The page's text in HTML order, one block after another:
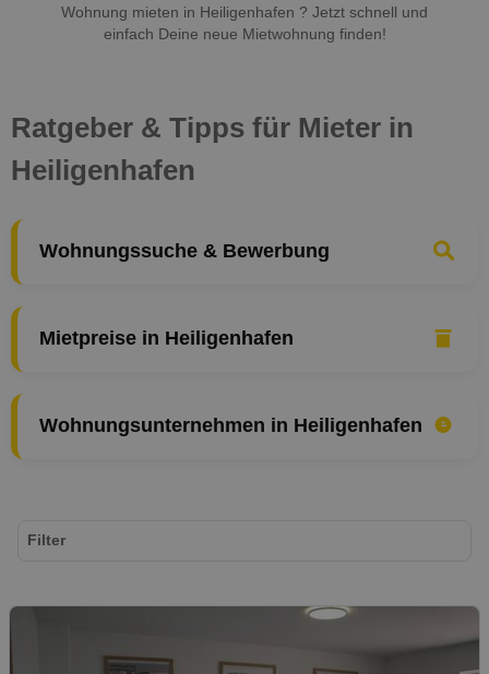
Wohnung mieten in Heiligenhafen ? Jetzt schnell und
einfach Deine neue Mietwohnung finden!
Ratgeber & Tipps für Mieter in
Heiligenhafen
Wohnungssuche & Bewerbung
Mietpreise in Heiligenhafen
Wohnungsunternehmen in Heiligenhafen
Filter